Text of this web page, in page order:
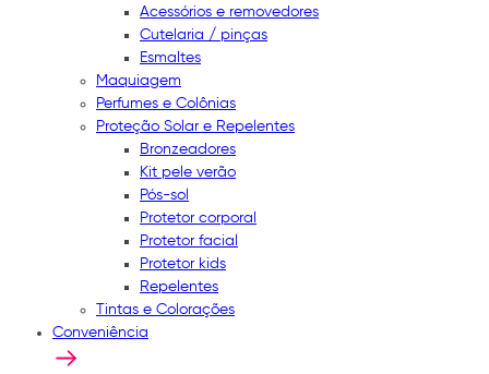
Acessórios e removedores
Cutelaria / pinças
Esmaltes
Maquiagem
Perfumes e Colônias
Proteção Solar e Repelentes
Bronzeadores
Kit pele verão
Pós-sol
Protetor corporal
Protetor facial
Protetor kids
Repelentes
Tintas e Colorações
Conveniência